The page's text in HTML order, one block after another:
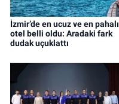
İzmir’de en ucuz ve en pahalı
otel belli oldu: Aradaki fark
dudak uçuklattı